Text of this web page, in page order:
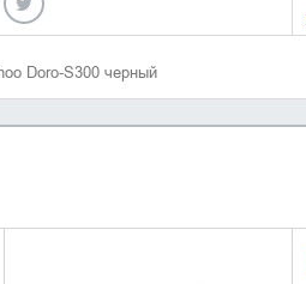
Doro-S300 черный